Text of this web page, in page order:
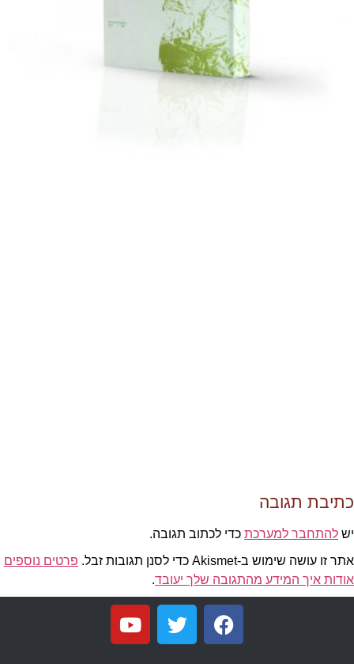
כתיבת תגובה
יש להתחבר למערכת כדי לכתוב תגובה.
אתר זו עושה שימוש ב-Akismet כדי לסנן תגובות זבל.
פרטים נוספים
אודות איך המידע מהתגובה שלך יעובד.